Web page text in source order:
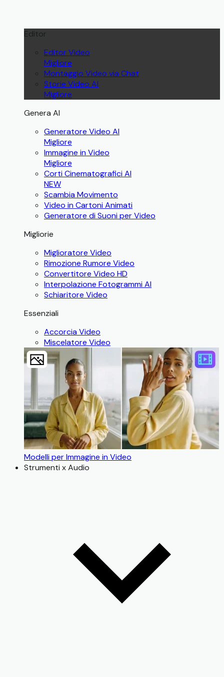
Editor
Editor Video
Migliore
Montaggio Video via Chat
Storie Video AI
Migliore
Genera AI
Generatore Video AI
Migliore
Immagine in Video
Migliore
Corti Cinematografici AI
NEW
Scambia Movimento
Video in Cartoni Animati
Generatore di Suoni per Video
Migliorie
Miglioratore Video
Rimozione Rumore Video
Convertitore Video HD
Interpolazione Fotogrammi AI
Schiaritore Video
Essenziali
Accorcia Video
Miscelatore Video
Modelli per Immagine in Video
Strumenti x Audio